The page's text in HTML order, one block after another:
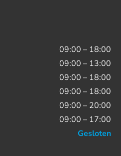
09:00 – 18:00
09:00 – 13:00
09:00 – 18:00
09:00 – 18:00
09:00 – 20:00
09:00 – 17:00
Gesloten